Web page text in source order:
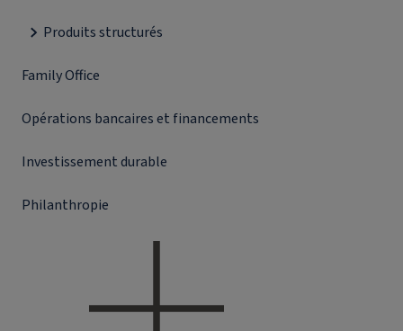
Produits structurés
Family Office
Opérations bancaires et financements
Investissement durable
Philanthropie